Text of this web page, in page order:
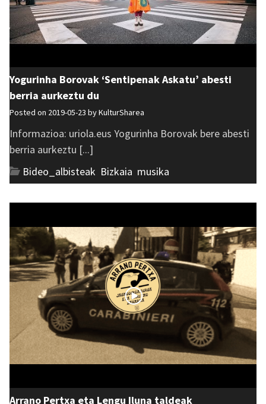
Yogurinha Borovak ‘Sentipenak Askatu’ abesti
berria aurkeztu du
Posted on 2019-05-23 byKulturSharea
Informazioa: uriola.eus Yogurinha Borovak bere abesti
berria aurkeztu [...]
Bideo_albisteak Bizkaia musika
Arrano Pertxa eta Lengu Iluna taldeak